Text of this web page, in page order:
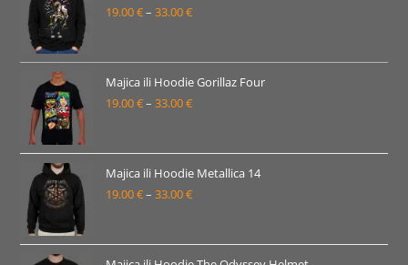
19.00€– 33.00€Raspon
19.00 €
do
Majica ili Hoodie Gorillaz Four
19.00€– 33.00€Raspon
19.00 €
do
Majica ili Hoodie Metallica 14
19.00€– 33.00€Raspon